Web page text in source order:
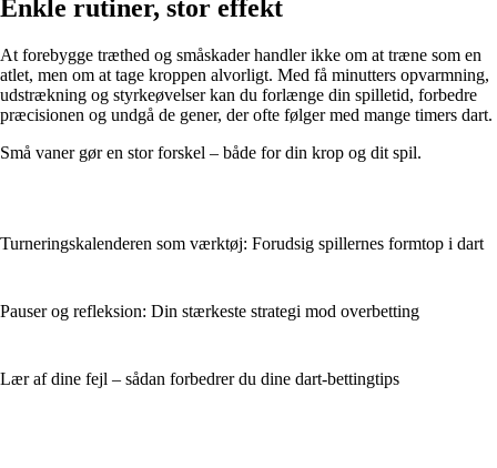
Enkle rutiner, stor effekt
At forebygge træthed og småskader handler ikke om at træne som en
atlet, men om at tage kroppen alvorligt. Med få minutters opvarmning,
udstrækning og styrkeøvelser kan du forlænge din spilletid, forbedre
præcisionen og undgå de gener, der ofte følger med mange timers dart.
Små vaner gør en stor forskel – både for din krop og dit spil.
Turneringskalenderen som værktøj: Forudsig spillernes formtop i dart
Pauser og refleksion: Din stærkeste strategi mod overbetting
Lær af dine fejl – sådan forbedrer du dine dart-bettingtips